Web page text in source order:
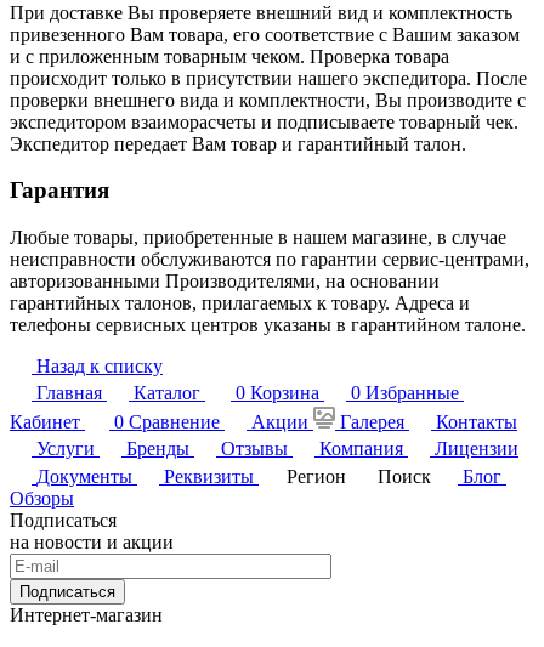
При доставке Вы проверяете внешний вид и комплектность
привезенного Вам товара, его соответствие с Вашим заказом
и с приложенным товарным чеком. Проверка товара
происходит только в присутствии нашего экспедитора. После
проверки внешнего вида и комплектности, Вы производите с
экспедитором взаиморасчеты и подписываете товарный чек.
Экспедитор передает Вам товар и гарантийный талон.
Гарантия
Любые товары, приобретенные в нашем магазине, в случае
неисправности обслуживаются по гарантии сервис-центрами,
авторизованными Производителями, на основании
гарантийных талонов, прилагаемых к товару. Адреса и
телефоны сервисных центров указаны в гарантийном талоне.
Назад к списку
Главная
Каталог 0 Корзина 0 Избранные
Кабинет
0 Сравнение Акции Галерея
Контакты
Услуги
Бренды Отзывы Компания
Лицензии
Документы
Реквизиты Регион Поиск
Блог
Обзоры
Подписаться
на новости и акции
Подписаться
Интернет-магазин